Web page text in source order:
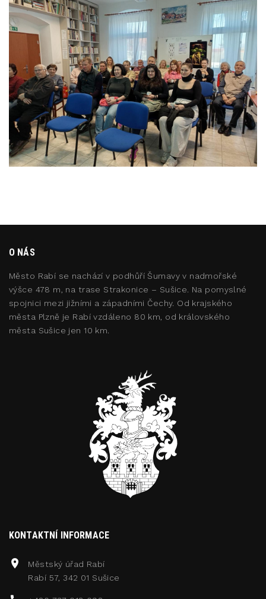
O NÁS
Město Rabí se nachází v podhůří Šumavy v nadmořské
výšce 478 m, na trase Strakonice – Sušice. Na pomyslné
spojnici mezi jižními a západními Čechy. Od krajského
města Plzně je Rabí vzdáleno 80 km, od královského
města Sušice jen 10 km.
KONTAKTNÍ INFORMACE
Městský úřad Rabí
Rabí 57, 342 01 Sušice